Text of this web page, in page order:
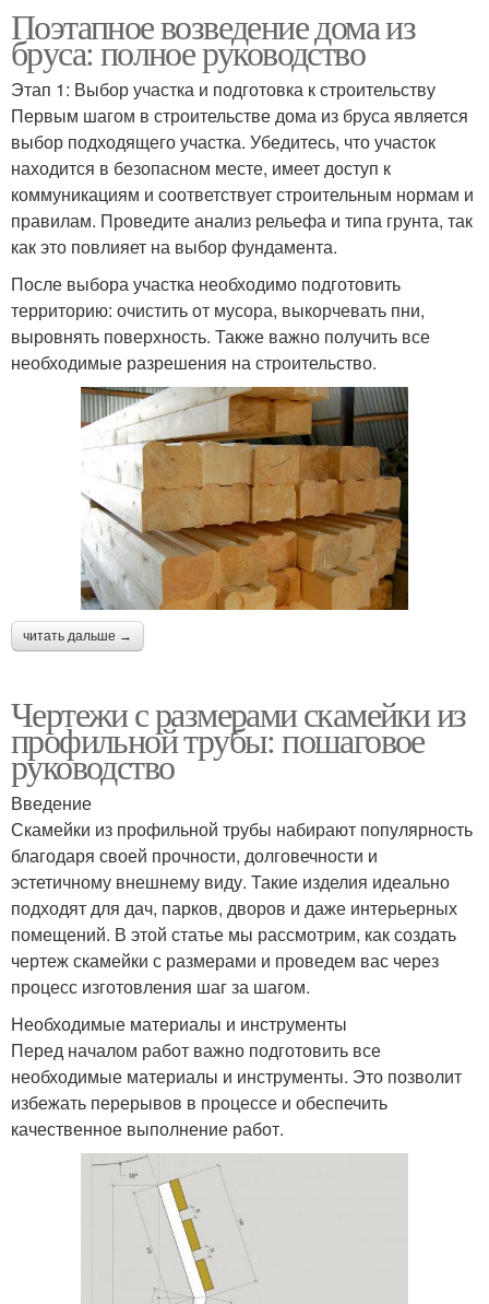
Поэтапное возведение дома из
бруса: полное руководство
Этап 1: Выбор участка и подготовка к строительству
Первым шагом в строительстве дома из бруса является
выбор подходящего участка. Убедитесь, что участок
находится в безопасном месте, имеет доступ к
коммуникациям и соответствует строительным нормам и
правилам. Проведите анализ рельефа и типа грунта, так
как это повлияет на выбор фундамента.
После выбора участка необходимо подготовить
территорию: очистить от мусора, выкорчевать пни,
выровнять поверхность. Также важно получить все
необходимые разрешения на строительство.
читать дальше →
Чертежи с размерами скамейки из
профильной трубы: пошаговое
руководство
Введение
Скамейки из профильной трубы набирают популярность
благодаря своей прочности, долговечности и
эстетичному внешнему виду. Такие изделия идеально
подходят для дач, парков, дворов и даже интерьерных
помещений. В этой статье мы рассмотрим, как создать
чертеж скамейки с размерами и проведем вас через
процесс изготовления шаг за шагом.
Необходимые материалы и инструменты
Перед началом работ важно подготовить все
необходимые материалы и инструменты. Это позволит
избежать перерывов в процессе и обеспечить
качественное выполнение работ.